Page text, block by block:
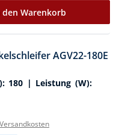
den Warenkorb
AGV22-180E
180 | Leistung (W):